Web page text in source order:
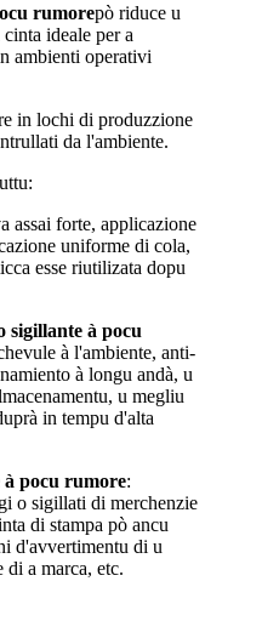
rumorepò riduce u
ideale per a
ambienti operativi
in lochi di produzzione
da l'ambiente.
assai forte, applicazione
uniforme di cola,
esse riutilizata dopu
sigillante à pocu
à l'ambiente, anti-
à longu andà, u
u megliu
in tempu d'alta
à pocu rumore:
o sigillati di merchenzie
di stampa pò ancu
d'avvertimentu di u
a marca, etc.